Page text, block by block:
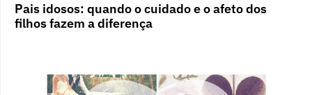
Pais idosos: quando o cuidado e o afeto dos
filhos fazem a diferença